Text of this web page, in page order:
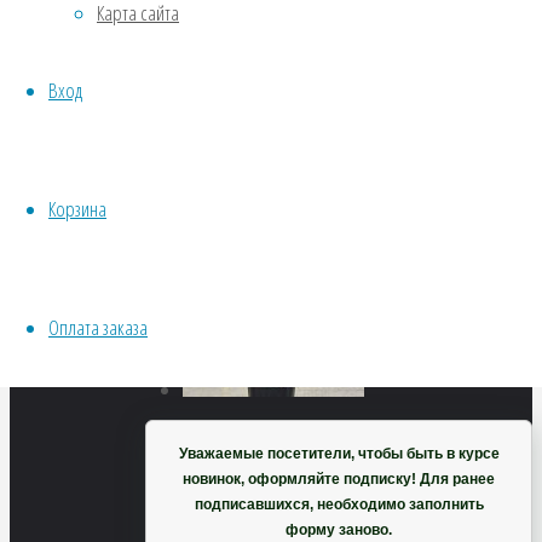
Карта сайта
Вход
Корзина
Оплата заказа
Пестролистный
Хвойники
ИНСТРУМЕНТЫ, ОБОРУДОВАНИЕ
Уважаемые посетители, чтобы быть в курсе
новинок, оформляйте подписку! Для ранее
подписавшихся, необходимо заполнить
форму заново.